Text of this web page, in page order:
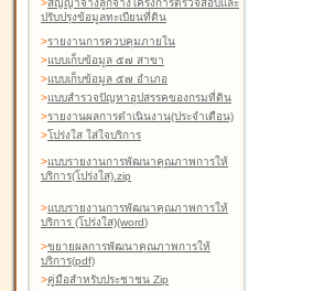
ปรับปรุงข้อมูลทะเบียนที่ดิน
>รายงานการควบคุมภายใน
>แบบเก็บข้อมูล ๕๗ สาขา
>แบบเก็บข้อมูล ๕๗ อำเภอ
>แบบสำรวจปัญหาอุปสรรคของกรมที่ดิน
>รายงานผลการดำเนินงาน(ประจำเดือน)
>โปร่งใส ใส่ใจบริการ
>แบบรายงานการพัฒนาคุณภาพการให้
บริการ(โปร่งใส).zip
>แบบรายงานการพัฒนาคุณภาพการให้
บริการ (โปร่งใส)(word)
>ขยายผลการพัฒนาคุณภาพการให้
บริการ(pdf)
>คู่มือสำหรับประชาชน Zip